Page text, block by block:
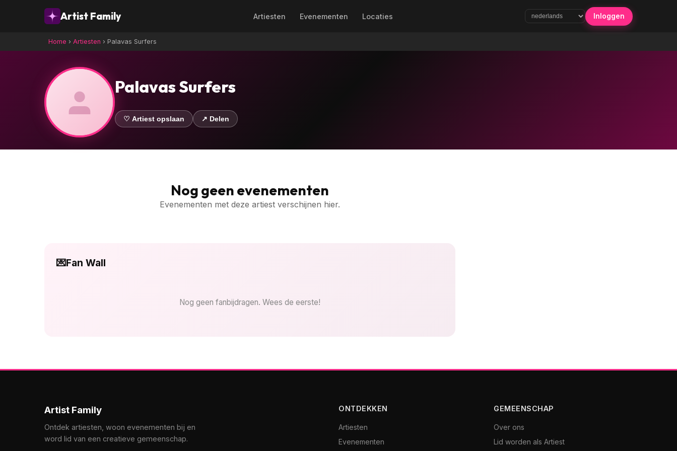
Artist Family Artiesten Evenementen Locaties Inloggen
Home › Artiesten › Palavas Surfers
Palavas Surfers
♡ Artiest opslaan ↗ Delen
Nog geen evenementen
Evenementen met deze artiest verschijnen hier.
💌Fan Wall
Nog geen fanbijdragen. Wees de eerste!
Artist Family
Ontdek artiesten, woon evenementen bij en
word lid van een creatieve gemeenschap.
ONTDEKKEN
Artiesten
Evenementen
GEMEENSCHAP
Over ons
Lid worden als Artiest